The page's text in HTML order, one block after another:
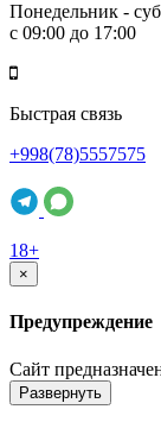
Понедельник -
с 09:00 до 17:00
Быстрая связь
+998(78)5557575
18+
×
Предупреждение
Сайт
Развернуть